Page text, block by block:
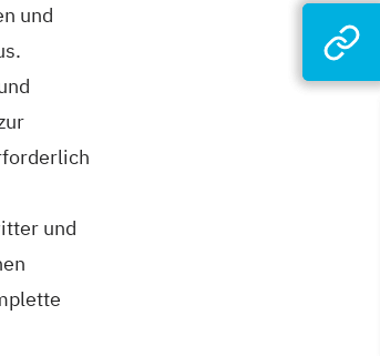
und
und